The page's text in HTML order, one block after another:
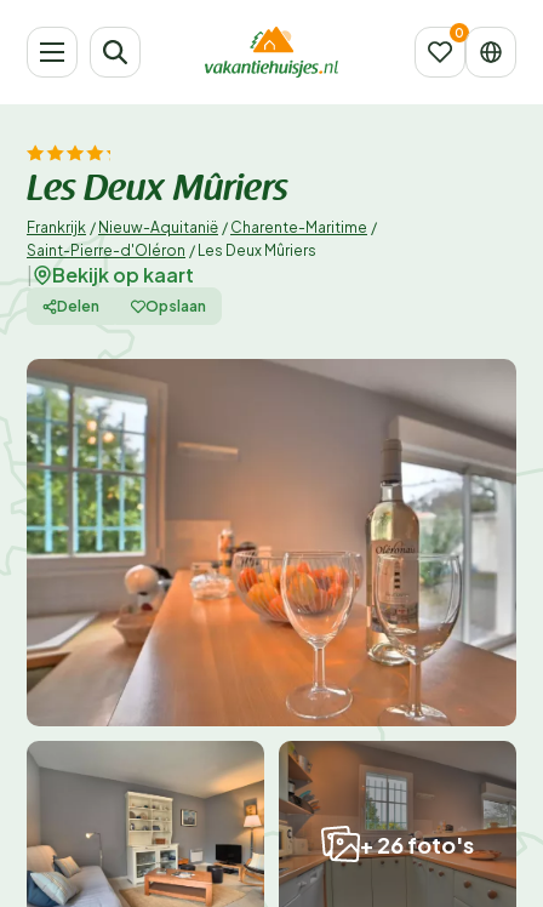
Les Deux Mûriers
Frankrijk / Nieuw-Aquitanië / Charente-Maritime /
Saint-Pierre-d'Oléron / Les Deux Mûriers
Bekijk op kaart
Delen Opslaan
+ 26 foto's